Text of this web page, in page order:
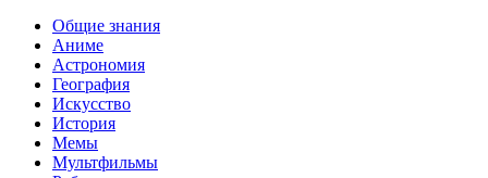
Общие знания
Аниме
Астрономия
География
Искусство
История
Мемы
Мультфильмы